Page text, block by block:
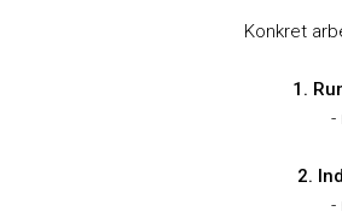
Konkret
1.
- med
2.
- med